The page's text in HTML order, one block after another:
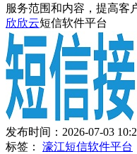
服务范围和内容，提高客
欣欣云短信软件平台
发布时间：2026-07-03
标签： 濠江短信软件平台